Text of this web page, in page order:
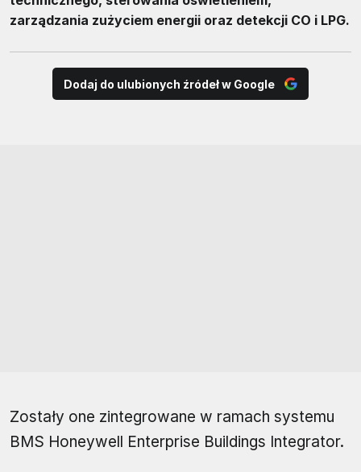
zarządzania zużyciem energii oraz detekcji CO i LPG.
Dodaj do ulubionych źródeł w Google
Zostały one zintegrowane w ramach systemu
BMS Honeywell Enterprise Buildings Integrator.